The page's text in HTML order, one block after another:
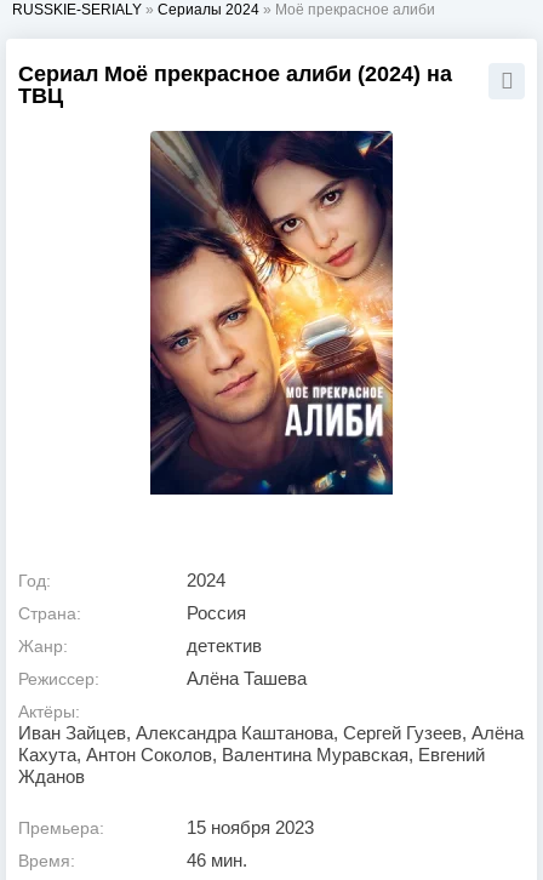
RUSSKIE-SERIALY » Сериалы 2024 » Моё прекрасное алиби
Сериал Моё прекрасное алиби (2024) на
ТВЦ
Год: 2024
Страна: Россия
Жанр: детектив
Режиссер: Алёна Ташева
Актёры:
Иван Зайцев, Александра Каштанова, Сергей Гузеев, Алёна
Кахута, Антон Соколов, Валентина Муравская, Евгений
Жданов
Премьера: 15 ноября 2023
Время: 46 мин.